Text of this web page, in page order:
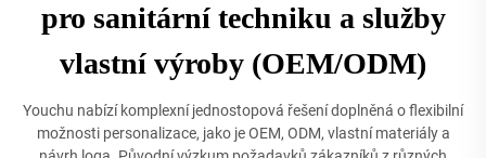
pro sanitární techniku a služby
vlastní výroby (OEM/ODM)
Youchu nabízí komplexní jednostopová řešení doplněná o flexibilní
možnosti personalizace, jako je OEM, ODM, vlastní materiály a